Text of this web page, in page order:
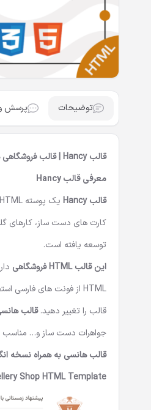
توضیحات پرسش
قالب Hancy| قالب
معرفی قالب Hancy
قالب Hancy
توسعه یافته است.
این قالب HTML فروشگاهی
HTML از فونت های فارسی
قالب را تغییر دهید.قالب
جواهرات دست ساز و…
قالب هانسی به همراه نسخه
Shop HTML Template